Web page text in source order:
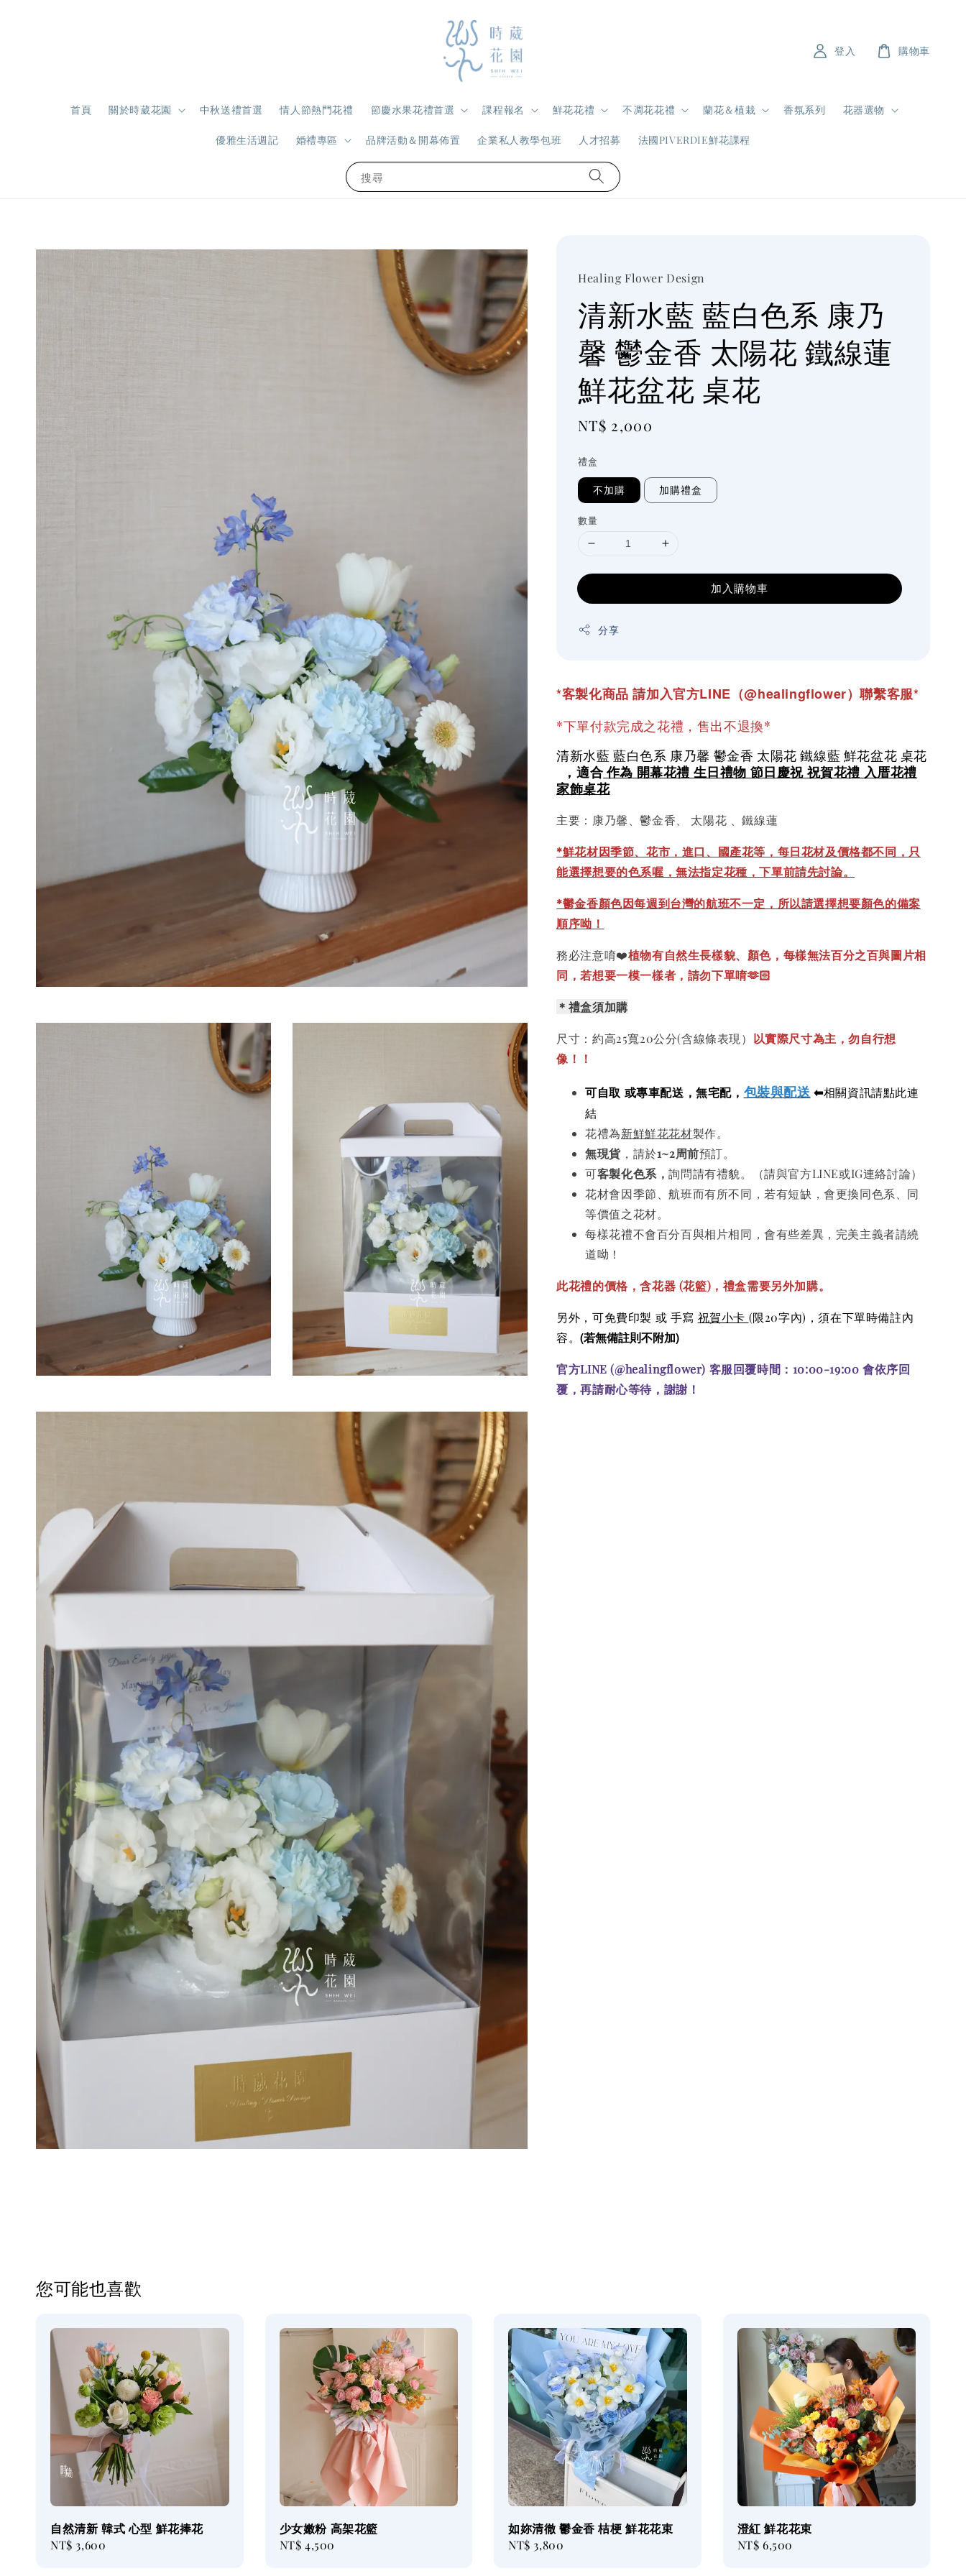
搜尋
首頁 關於時葳花園 中秋送禮首選 情人節熱門花禮 節慶水果花禮首選 課程報名 鮮花花禮 不凋花花禮 蘭花＆植栽 香氛系列 花器選物
優雅生活週記 婚禮專區 品牌活動＆開幕佈置 企業私人教學包班 人才招募 法國PIVERDIE鮮花課程
登入 購物車
Healing Flower Design
清新水藍 藍白色系 康乃
馨 鬱金香 太陽花 鐵線蓮
鮮花盆花 桌花
Regular
NT$ 2,000
禮盒
不加購 加購禮盒
數量
加入購物車
分享
*客製化商品 請加入官方LINE（@healingflower）聯繫客服*
*下單付款完成之花禮，售出不退換*
清新水藍 藍白色系 康乃馨 鬱金香 太陽花 鐵線藍 鮮花盆花 桌花
，適合作為 開幕花禮 生日禮物 節日慶祝 祝賀花禮 入厝花禮
家飾桌花
主要：康乃馨、鬱金香、 太陽花 、鐵線蓮
*鮮花材因季節、花市，進口、國產花等，每日花材及價格都不同，只
能選擇想要的色系喔，無法指定花種，下單前請先討論。
*鬱金香顏色因每週到台灣的航班不一定，所以請選擇想要顏色的備案
順序呦！
務必注意唷❤️植物有自然生長樣貌、顏色，每樣無法百分之百與圖片相
同，若想要一模一樣者，請勿下單唷🫶🏻
＊禮盒須加購
尺寸：約高25寬20公分(含線條表現） 以實際尺寸為主，勿自行想
像！！
可自取 或專車配送，無宅配， 包裝與配送 ⬅相關資訊請點此連
結
花禮為新鮮鮮花花材製作。
無現貨 ，請於1~2周前預訂。
可客製化色系，詢問請有禮貌。（請與官方LINE或IG連絡討論）
花材會因季節、航班而有所不同，若有短缺，會更換同色系、同
等價值之花材。
每樣花禮不會百分百與相片相同，會有些差異，完美主義者請繞
道呦！
此花禮的價格，含花器 (花籃)，禮盒需要另外加購。
另外，可免費印製 或 手寫 祝賀小卡 (限20字內)，須在下單時備註內
容。(若無備註則不附加)
官方LINE (@healingflower) 客服回覆時間：10:00-19:00 會依序回
覆，再請耐心等待，謝謝！
您可能也喜歡
自然清新 韓式 心型 鮮花捧花
Regular
NT$ 3,600
少女嫩粉 高架花籃
Regular
NT$ 4,500
如妳清徹 鬱金香 桔梗 鮮花花束
Regular
NT$ 3,800
澄紅 鮮花花束
Regular
NT$ 6,500